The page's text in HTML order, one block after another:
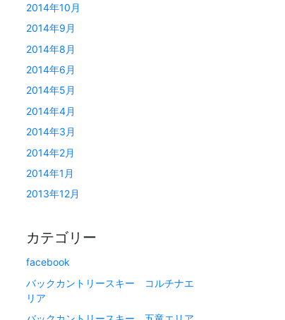
2014年10月
2014年9月
2014年8月
2014年6月
2014年5月
2014年4月
2014年3月
2014年2月
2014年1月
2013年12月
カテゴリー
facebook
バックカントリースキー コルチナエ
リア